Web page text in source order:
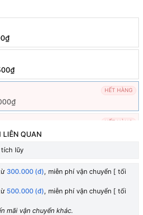
HẾT HÀNG
HẾT HÀNG
LIÊN QUAN
tích lũy
300.000 (đ), miễn phí vận chuyển [ tối
500.000 (đ), miễn phí vận chuyển [ tối
mãi vận chuyển khác.